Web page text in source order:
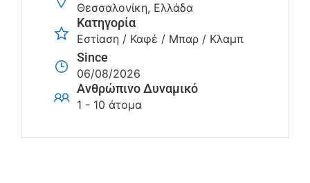
Θεσσαλονίκη, Ελλάδα
Κατηγορία
Εστίαση / Καφέ / Μπαρ / Κλαμπ
Since
06/08/2026
Ανθρώπινο Δυναμικό
1 - 10 άτομα